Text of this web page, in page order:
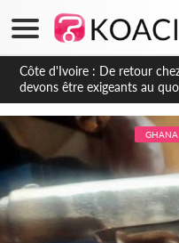
Côte d'Ivoire : 66e
de Défense et de Sécurité
réaffirment leur
GHANA